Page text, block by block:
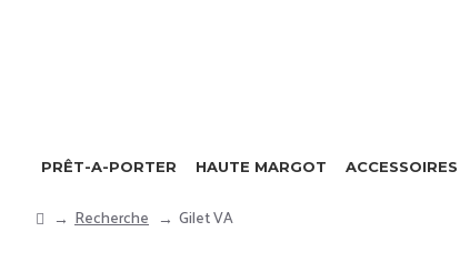
PRÊT-A-PORTER HAUTE MARGOT ACCESSOIRES
Recherche Gilet VA